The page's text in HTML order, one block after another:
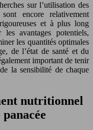
sur l’utilisation des
sont encore relativement
et à plus long
avantages potentiels,
les quantités optimales
de l’état de santé et du
important de tenir
la sensibilité de chaque
nutritionnel